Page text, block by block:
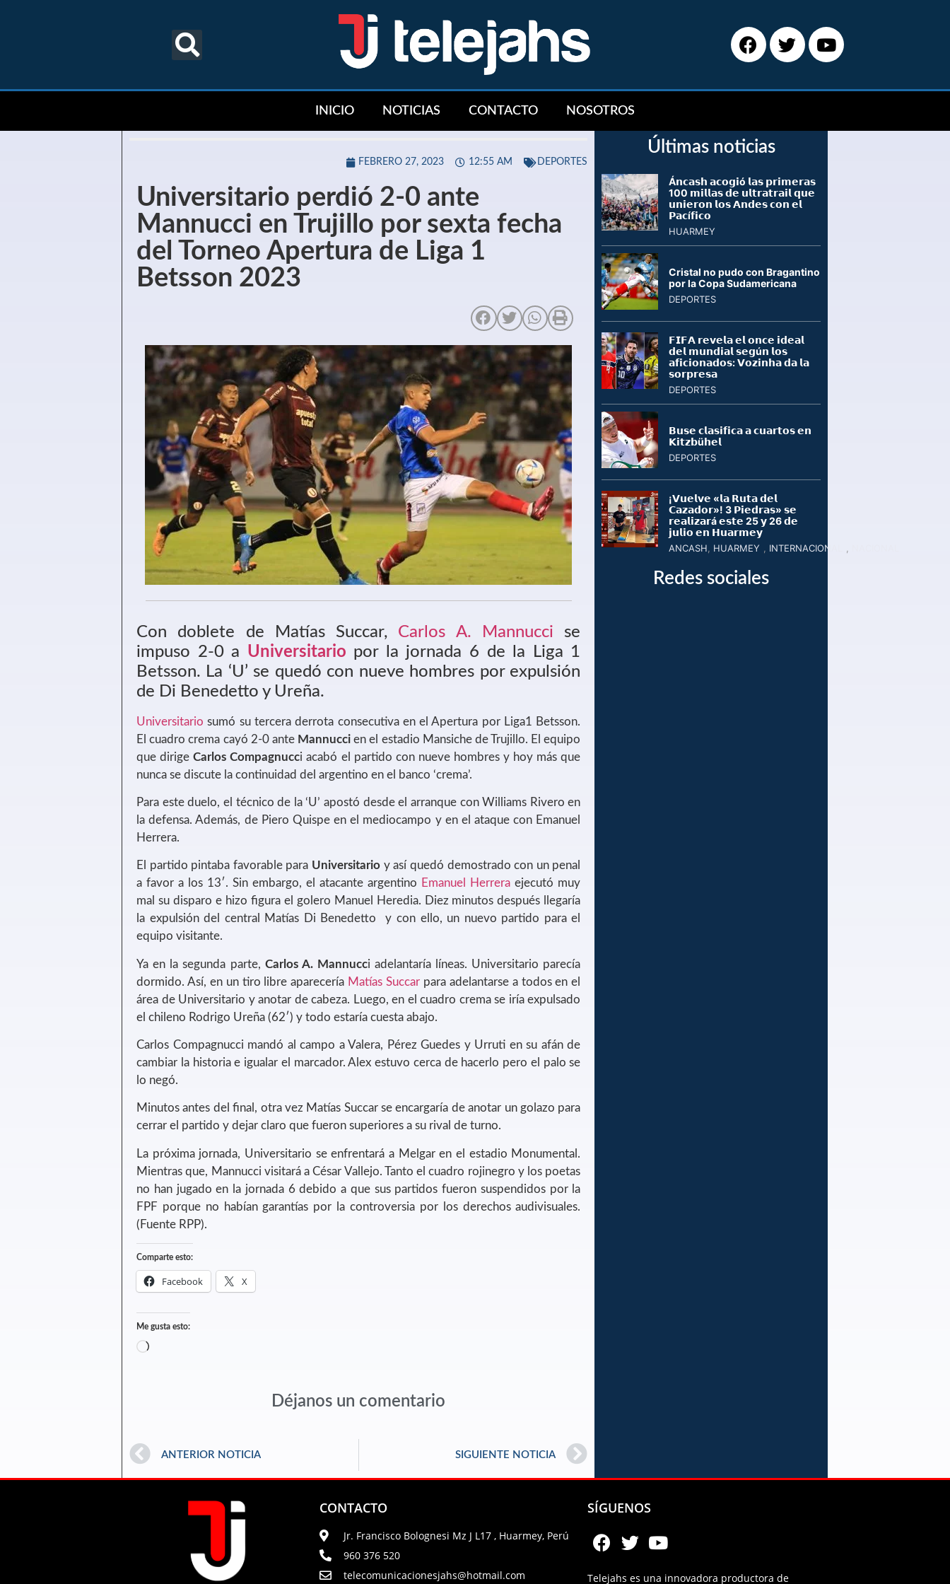
INICIO NOTICIAS CONTACTO NOSOTROS
FEBRERO 27, 2023 12:55 AM DEPORTES
Universitario perdió 2-0 ante
Mannucci en Trujillo por sexta fecha
del Torneo Apertura de Liga 1
Betsson 2023
Con doblete de Matías Succar, Carlos A. Mannucci se
impuso 2-0 a Universitario por la jornada 6 de la Liga 1
Betsson. La ‘U’ se quedó con nueve hombres por expulsión
de Di Benedetto y Ureña.
Universitario sumó su tercera derrota consecutiva en el Apertura por Liga1 Betsson.
El cuadro crema cayó 2-0 ante Mannucci en el estadio Mansiche de Trujillo. El equipo
que dirigeCarlos Compagnucci acabó el partido con nueve hombres y hoy más que
nunca se discute la continuidad del argentino en el banco ‘crema’.
Para este duelo, el técnico de la ‘U’ apostó desde el arranque con Williams Rivero en
la defensa. Además, de Piero Quispe en el mediocampo y en el ataque con Emanuel
Herrera.
El partido pintaba favorable para Universitario y así quedó demostrado con un penal
a favor a los 13′. Sin embargo, el atacante argentino Emanuel Herrera ejecutó muy
mal su disparo e hizo figura el golero Manuel Heredia. Diez minutos después llegaría
la expulsión del central Matías Di Benedetto y con ello, un nuevo partido para el
equipo visitante.
Ya en la segunda parte, Carlos A. Mannucci adelantaría líneas. Universitario parecía
dormido. Así, en un tiro libre aparecería Matías Succar para adelantarse a todos en el
área de Universitario y anotar de cabeza. Luego, en el cuadro crema se iría expulsado
el chileno Rodrigo Ureña (62′) y todo estaría cuesta abajo.
Carlos Compagnucci mandó al campo a Valera, Pérez Guedes y Urruti en su afán de
cambiar la historia e igualar el marcador. Alex estuvo cerca de hacerlo pero el palo se
lo negó.
Minutos antes del final, otra vez Matías Succar se encargaría de anotar un golazo para
cerrar el partido y dejar claro que fueron superiores a su rival de turno.
La próxima jornada, Universitario se enfrentará a Melgar en el estadio Monumental.
Mientras que, Mannucci visitará a César Vallejo. Tanto el cuadro rojinegro y los poetas
no han jugado en la jornada 6 debido a que sus partidos fueron suspendidos por la
FPF porque no habían garantías por la controversia por los derechos audivisuales.
(Fuente RPP).
Comparte esto:
Facebook X
Me gusta esto:
Déjanos un comentario
ANTERIOR NOTICIA SIGUIENTE NOTICIA
Últimas noticias
Á𝗻𝗰𝗮𝘀𝗵 𝗮𝗰𝗼𝗴𝗶ó 𝗹𝗮𝘀 𝗽𝗿𝗶𝗺𝗲𝗿𝗮𝘀
100 𝗺𝗶𝗹𝗹𝗮𝘀 𝗱𝗲 𝘂𝗹𝘁𝗿𝗮𝘁𝗿𝗮𝗶𝗹 𝗾𝘂𝗲
𝘂𝗻𝗶𝗲𝗿𝗼𝗻 𝗹𝗼𝘀 𝗔𝗻𝗱𝗲𝘀 𝗰𝗼𝗻 𝗲𝗹
𝗣𝗮𝗰í𝗳𝗶𝗰𝗼
HUARMEY
Cristal no pudo con Bragantino
por la Copa Sudamericana
DEPORTES
𝗙𝗜𝗙𝗔 𝗿𝗲𝘃𝗲𝗹𝗮 𝗲𝗹 𝗼𝗻𝗰𝗲 𝗶𝗱𝗲𝗮𝗹
𝗱𝗲𝗹 𝗺𝘂𝗻𝗱𝗶𝗮𝗹 𝘀𝗲𝗴ú𝗻 𝗹𝗼𝘀
𝗮𝗳𝗶𝗰𝗶𝗼𝗻𝗮𝗱𝗼𝘀: 𝗩𝗼𝘇𝗶𝗻𝗵𝗮 𝗱𝗮 𝗹𝗮
𝘀𝗼𝗿𝗽𝗿𝗲𝘀𝗮
DEPORTES
𝗕𝘂𝘀𝗲 𝗰𝗹𝗮𝘀𝗶𝗳𝗶𝗰𝗮 𝗮 𝗰𝘂𝗮𝗿𝘁𝗼𝘀 𝗲𝗻
𝗞𝗶𝘁𝘇𝗯ü𝗵𝗲𝗹
DEPORTES
¡𝗩𝘂𝗲𝗹𝘃𝗲 «𝗹𝗮 𝗥𝘂𝘁𝗮 𝗱𝗲𝗹
𝗖𝗮𝘇𝗮𝗱𝗼𝗿»! 3 𝗣𝗶𝗲𝗱𝗿𝗮𝘀» 𝘀𝗲
𝗿𝗲𝗮𝗹𝗶𝘇𝗮𝗿á 𝗲𝘀𝘁𝗲 25 𝘆 26 𝗱𝗲
𝗷𝘂𝗹𝗶𝗼 𝗲𝗻 𝗛𝘂𝗮𝗿𝗺𝗲𝘆
ANCASH, HUARMEY , INTERNACIONAL ,
Redes sociales
CONTACTO
Jr. Francisco Bolognesi Mz J L17 , Huarmey, Perú
960 376 520
telecomunicacionesjahs@hotmail.com
SÍGUENOS
Telejahs es una innovadora productora de